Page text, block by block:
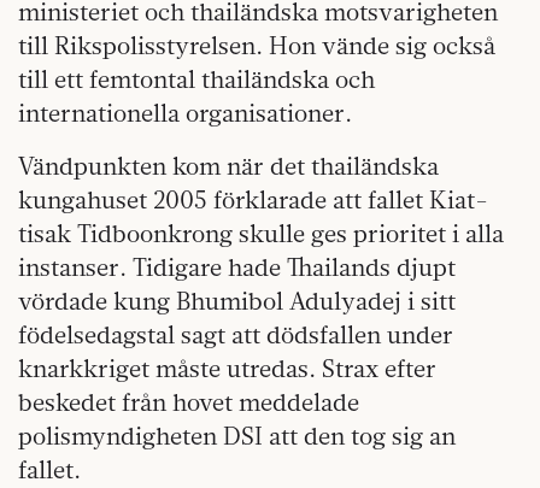
ministeriet och thailändska motsvarigheten
till Rikspolisstyrelsen. Hon vände sig också
till ett femtontal thailändska och
internationella organisationer.
Vändpunkten komnär det thailändska
kungahuset 2005 förklarade att fallet Kiat­
tisak Tidboonkrong skulle ges prioritet i alla
instanser. Tidigare hade Thailands djupt
vördade kung Bhumibol Adulyadej i sitt
födelsedagstal sagt att dödsfallen under
knarkkriget måste utredas. Strax efter
beskedet från hovet meddelade
polismyndigheten DSI att den tog sig an
fallet.